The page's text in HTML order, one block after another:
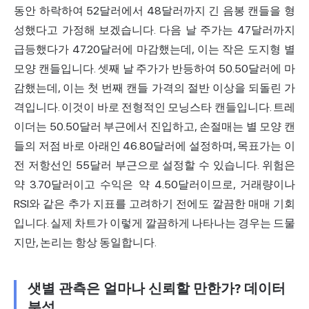
동안 하락하여 52달러에서 48달러까지 긴 음봉 캔들을 형
성했다고 가정해 보겠습니다. 다음 날 주가는 47달러까지
급등했다가 47.20달러에 마감했는데, 이는 작은 도지형 별
모양 캔들입니다. 셋째 날 주가가 반등하여 50.50달러에 마
감했는데, 이는 첫 번째 캔들 가격의 절반 이상을 되돌린 가
격입니다. 이것이 바로 전형적인 모닝스타 캔들입니다. 트레
이더는 50.50달러 부근에서 진입하고, 손절매는 별 모양 캔
들의 저점 바로 아래인 46.80달러에 설정하며, 목표가는 이
전 저항선인 55달러 부근으로 설정할 수 있습니다. 위험은
약 3.70달러이고 수익은 약 4.50달러이므로, 거래량이나
RSI와 같은 추가 지표를 고려하기 전에도 깔끔한 매매 기회
입니다. 실제 차트가 이렇게 깔끔하게 나타나는 경우는 드물
지만, 논리는 항상 동일합니다.
샛별 관측은 얼마나 신뢰할 만한가? 데이터